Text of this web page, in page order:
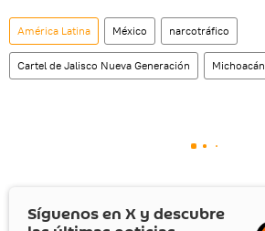
América Latina México narcotráfico
Cartel de Jalisco Nueva Generación Michoacán
Síguenos en X y descubre